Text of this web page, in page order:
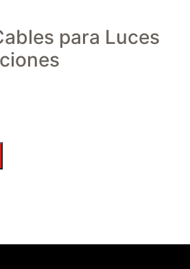
para Luces
Luces LED 2 posiciones cantidad